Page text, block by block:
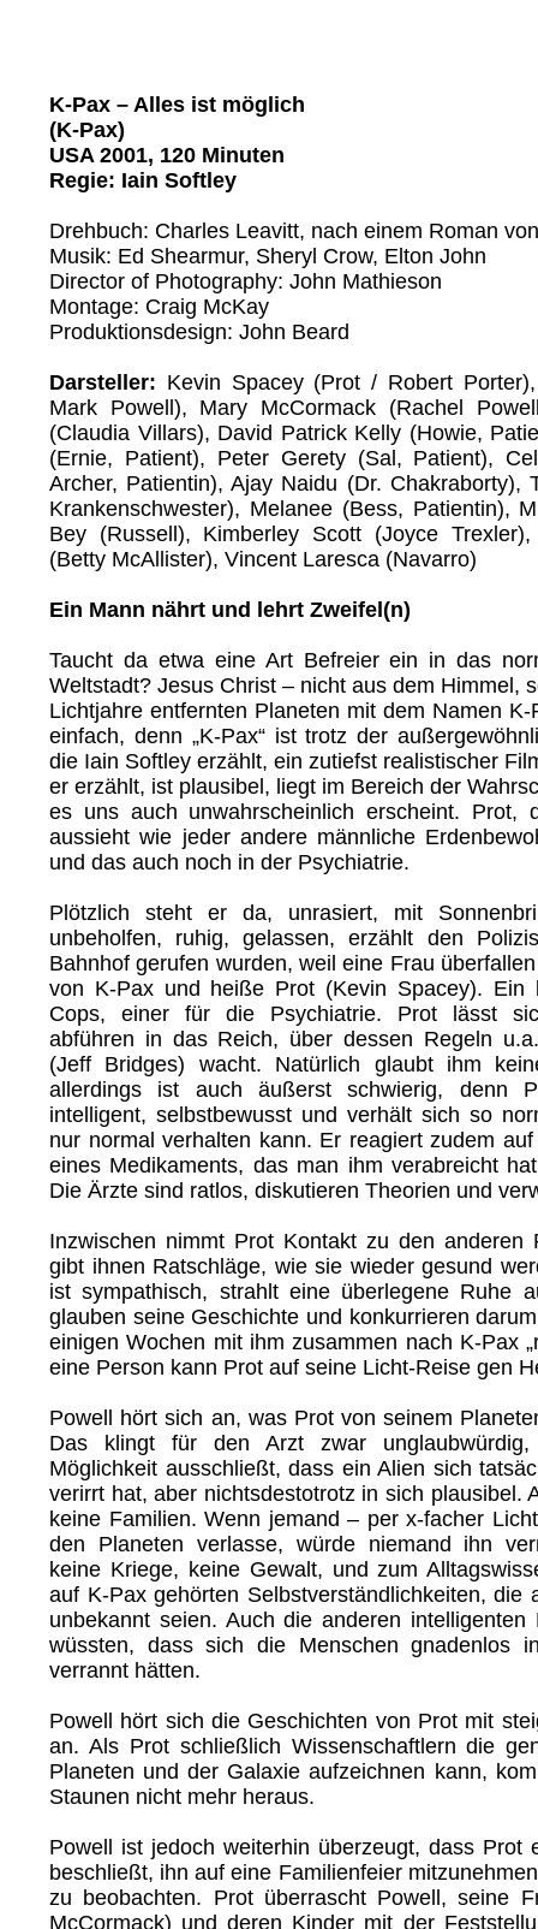
K-Pax – Alles ist möglich
(K-Pax)
USA 2001, 120 Minuten
Regie: Iain Softley
Drehbuch: Charles Leavitt, nach einem Roman
Musik: Ed Shearmur, Sheryl Crow, Elton John
Director of Photography: John Mathieson
Montage: Craig McKay
Produktionsdesign: John Beard
Darsteller: Kevin Spacey (Prot / Robert
Mark Powell), Mary McCormack (Rachel
(Claudia Villars), David Patrick Kelly (Howie,
(Ernie, Patient), Peter Gerety (Sal, Patient),
Archer, Patientin), Ajay Naidu (Dr. Chakraborty),
Krankenschwester), Melanee (Bess, Patientin),
Bey (Russell), Kimberley Scott (Joyce
(Betty McAllister), Vincent Laresca (Navarro)
Ein Mann nährt und lehrt Zweifel(n)
Taucht da etwa eine Art Befreier ein in das
Weltstadt? Jesus Christ – nicht aus dem Himmel,
Lichtjahre entfernten Planeten mit dem Namen
einfach, denn „K-Pax“ ist trotz der
die Iain Softley erzählt, ein zutiefst realistischer
er erzählt, ist plausibel, liegt im Bereich der
es uns auch unwahrscheinlich erscheint. Prot,
aussieht wie jeder andere männliche
und das auch noch in der Psychiatrie.
Plötzlich steht er da, unrasiert, mit
unbeholfen, ruhig, gelassen, erzählt den
Bahnhof gerufen wurden, weil eine Frau
von K-Pax und heiße Prot (Kevin Spacey). Ein
Cops, einer für die Psychiatrie. Prot lässt
abführen in das Reich, über dessen Regeln
(Jeff Bridges) wacht. Natürlich glaubt ihm
allerdings ist auch äußerst schwierig, denn
intelligent, selbstbewusst und verhält sich so
nur normal verhalten kann. Er reagiert zudem
eines Medikaments, das man ihm verabreicht
Die Ärzte sind ratlos, diskutieren Theorien und
Inzwischen nimmt Prot Kontakt zu den anderen
gibt ihnen Ratschläge, wie sie wieder gesund
ist sympathisch, strahlt eine überlegene Ruhe
glauben seine Geschichte und konkurrieren
einigen Wochen mit ihm zusammen nach K-Pax
eine Person kann Prot auf seine Licht-Reise gen
Powell hört sich an, was Prot von seinem
Das klingt für den Arzt zwar
Möglichkeit ausschließt, dass ein Alien sich
verirrt hat, aber nichtsdestotrotz in sich plausibel.
keine Familien. Wenn jemand – per x-facher
den Planeten verlasse, würde niemand ihn
keine Kriege, keine Gewalt, und zum
auf K-Pax gehörten Selbstverständlichkeiten, die
unbekannt seien. Auch die anderen intelligenten
wüssten, dass sich die Menschen gnadenlos
verrannt hätten.
Powell hört sich die Geschichten von Prot mit
an. Als Prot schließlich Wissenschaftlern die
Planeten und der Galaxie aufzeichnen kann,
Staunen nicht mehr heraus.
Powell ist jedoch weiterhin überzeugt, dass Prot
beschließt, ihn auf eine Familienfeier
zu beobachten. Prot überrascht Powell, seine
McCormack) und deren Kinder mit der